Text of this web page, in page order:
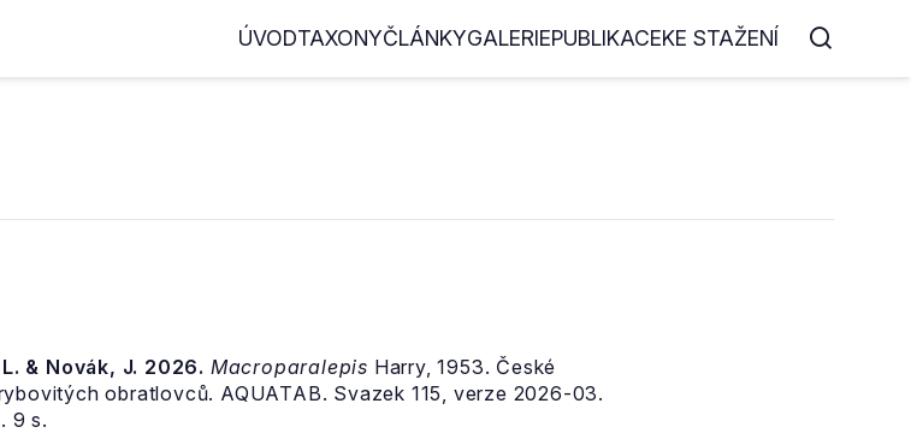
ÚVODTAXONYČLÁNKYGALERIEPUBLIKACEKE STAŽENÍ
& Novák, J. 2026. Macroparalepis Harry, 1953. České
obratlovců. AQUATAB. Svazek 115, verze 2026-03.
9 s.